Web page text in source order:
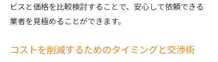
ビスと価格を比較検討することで、安心して依頼できる
業者を見極めることができます。
コストを削減するためのタイミングと交渉術